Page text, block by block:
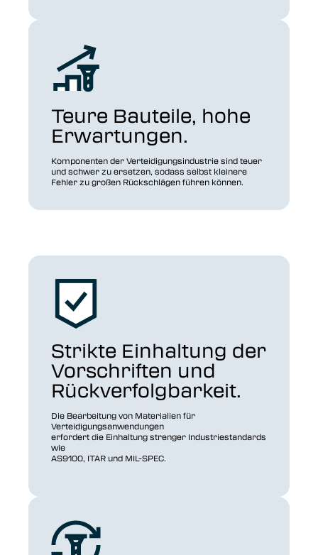
Teure Bauteile, hohe
Erwartungen.
Komponenten der Verteidigungsindustrie sind teuer
und schwer zu ersetzen, sodass selbst kleinere
Fehler zu großen Rückschlägen führen können.
Strikte Einhaltung der
Vorschriften und
Rückverfolgbarkeit.
Die Bearbeitung von Materialien für
Verteidigungsanwendungen
erfordert die Einhaltung strenger Industriestandards
wie
AS9100, ITAR und MIL-SPEC.